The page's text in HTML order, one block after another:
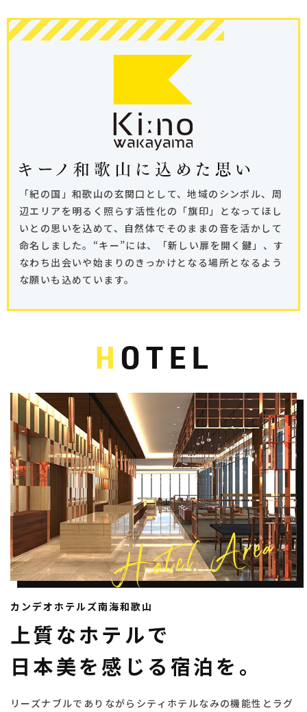
「紀の国」和歌山の玄関口として、地域のシンボル、周
辺エリアを明るく照らす活性化の 「旗印」となってほし
いとの思いを込めて、自然体でそのままの音を活かして
命名しました。 “キー”には、「新しい扉を開く鍵」、す
なわち出会いや始まりのきっかけとなる場所となるよう
な願いも込めています。
H OTEL
カンデオホテルズ南海和歌山
上質なホテルで
日本美を感じる宿泊を。
リーズナブルでありながらシティホテルなみの機能性とラグ